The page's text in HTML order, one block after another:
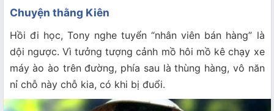
Chuyện thằng Kiên
Hồi đi học, Tony nghe tuyển “nhân viên bán hàng” là
dội ngược. Vì tưởng tượng cảnh mồ hôi mồ kê chạy xe
máy ào ào trên đường, phía sau là thùng hàng, vô năn
nỉ chỗ này chỗ kia, có khi bị đuổi.